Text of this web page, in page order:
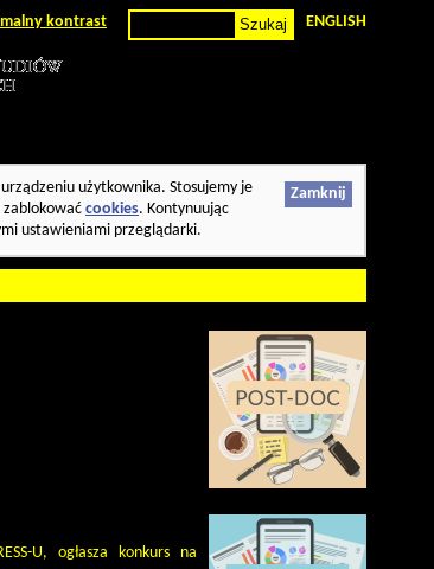
kontrast ENGLISH
Zamknij
użytkownika. Stosujemy je
zablokowaćcookies. Kontynuując
ustawieniami przeglądarki.
U, ogłasza konkurs na